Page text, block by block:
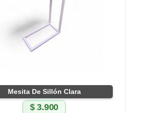
Mesita De Sillón Clara
$3.900